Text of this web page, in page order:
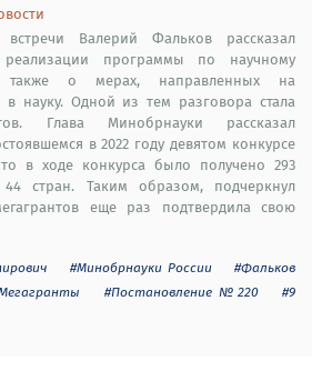
Валерий Фальков рассказал
программы по научному
также о мерах, направленных на
науку. Одной из тем разговора стала
Глава Минобрнауки рассказал
в 2022 году девятом конкурсе
в ходе конкурса было получено 293
стран. Таким образом, подчеркнул
еще раз подтвердила свою
#Минобрнауки России
#Фальков
#Постановление №220
#9